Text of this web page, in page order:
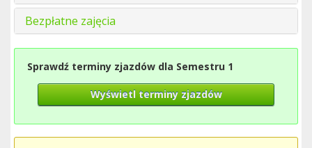
Bezpłatne zajęcia
Sprawdź terminy zjazdów dla Semestru 1
Wyświetl terminy zjazdów